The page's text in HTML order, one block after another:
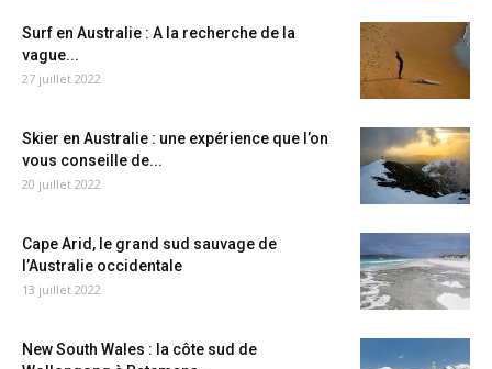
Surf en Australie : A la recherche de la
vague...
27 juillet 2022
Skier en Australie : une expérience que l’on
vous conseille de...
20 juillet 2022
Cape Arid, le grand sud sauvage de
l’Australie occidentale
13 juillet 2022
New South Wales : la côte sud de